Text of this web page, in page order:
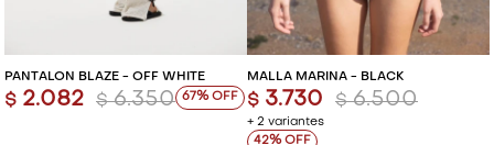
PANTALÓN BLAZE - OFF WHITE
$ 2.082 $ 6.350 67
MALLA MARINA - BLACK
+ 2 variantes
$ 3.730 $ 6.500
42